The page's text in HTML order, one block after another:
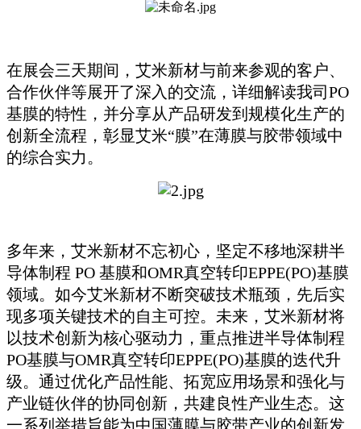
在展会三天期间，艾米新材与前来参观的客户、
合作伙伴等展开了深入的交流，详细解读我司PO
基膜的特性，并分享从产品研发到规模化生产的
创新全流程，彰显艾米“膜”在薄膜与胶带领域中
的综合实力。
多年来，艾米新材不忘初心，坚定不移地深耕半
导体制程 PO 基膜和OMR真空转印EPPE(PO)基膜
领域。如今艾米新材不断突破技术瓶颈，先后实
现多项关键技术的自主可控。未来，艾米新材将
以技术创新为核心驱动力，重点推进半导体制程
PO基膜与OMR真空转印EPPE(PO)基膜的迭代升
级。通过优化产品性能、拓宽应用场景和强化与
产业链伙伴的协同创新，共建良性产业生态。这
一系列举措旨能为中国薄膜与胶带产业的创新发